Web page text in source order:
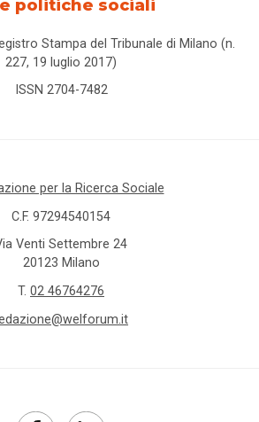
politiche sociali
Stampa del Tribunale di Milano (n.
227, 19 luglio 2017)
ISSN 2704-7482
per la Ricerca Sociale
C.F. 97294540154
Venti Settembre 24
20123 Milano
T. 02 46764276